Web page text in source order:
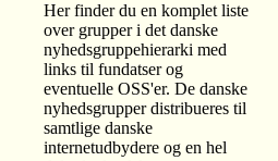
Her finder du en komplet liste
over grupper i det danske
nyhedsgruppehierarki med
links til fundatser og
eventuelle OSS'er. De danske
nyhedsgrupper distribueres til
samtlige danske
internetudbydere og en hel